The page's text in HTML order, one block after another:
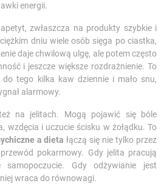
energii.
zwłaszcza na produkty szybkie i
dniu wiele osób sięga po ciastka,
daje chwilową ulgę, ale potem często
i jeszcze większe rozdrażnienie. To
do tego kilka kaw dziennie i mało snu,
alarmowy.
na jelitach. Mogą pojawić się bóle
wzdęcia i uczucie ścisku w żołądku. To
a dieta łączą się nie tylko przez
pokarmowy. Gdy jelita pracują
Gdy odżywianie jest
wraca do równowagi.